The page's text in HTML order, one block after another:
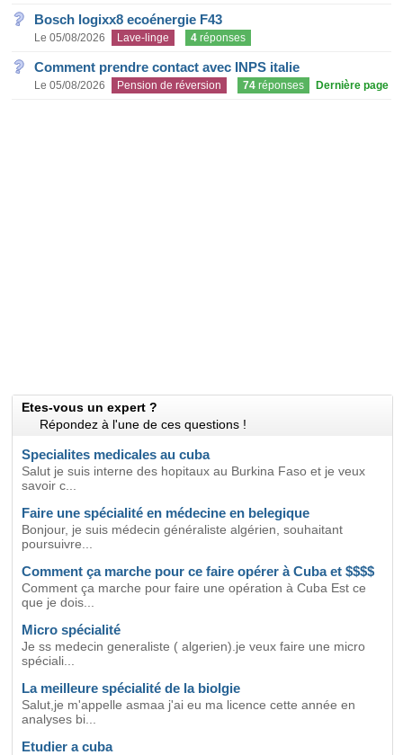
Bosch logixx8 ecoénergie F43
Le 05/08/2026 Lave-linge 4 réponses
Comment prendre contact avec INPS italie
Le 05/08/2026 Pension de réversion 74 réponses Dernière page
Etes-vous un expert ?
Répondez à l'une de ces questions !
Specialites medicales au cuba
Salut je suis interne des hopitaux au Burkina Faso et je veux
savoir c...
Faire une spécialité en médecine en belegique
Bonjour, je suis médecin généraliste algérien, souhaitant
poursuivre...
Comment ça marche pour ce faire opérer à Cuba et $$$$
Comment ça marche pour faire une opération à Cuba Est ce
que je dois...
Micro spécialité
Je ss medecin generaliste ( algerien).je veux faire une micro
spéciali...
La meilleure spécialité de la biolgie
Salut,je m'appelle asmaa j'ai eu ma licence cette année en
analyses bi...
Etudier a cuba